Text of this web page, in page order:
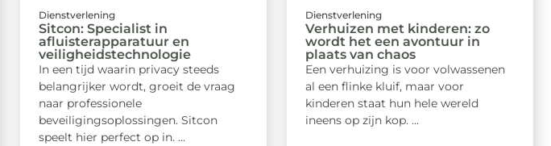
Dienstverlening
Sitcon: Specialist in
afluisterapparatuur en
veiligheidstechnologie
In een tijd waarin privacy steeds
belangrijker wordt, groeit de vraag
naar professionele
beveiligingsoplossingen. Sitcon
speelt hier perfect op in. ...
Dienstverlening
Verhuizen met kinderen: zo
wordt het een avontuur in
plaats van chaos
Een verhuizing is voor volwassenen
al een flinke kluif, maar voor
kinderen staat hun hele wereld
ineens op zijn kop. ...